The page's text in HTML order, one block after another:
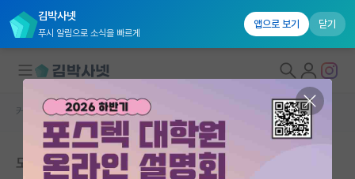
김박사넷
푸시 알림으로 소식을 빠르게
앱으로 보기 닫기
대학원생 모집
국내대학원 정보
커뮤니티 홈 자유 게시판(아무개랩)
도피성 대학원?